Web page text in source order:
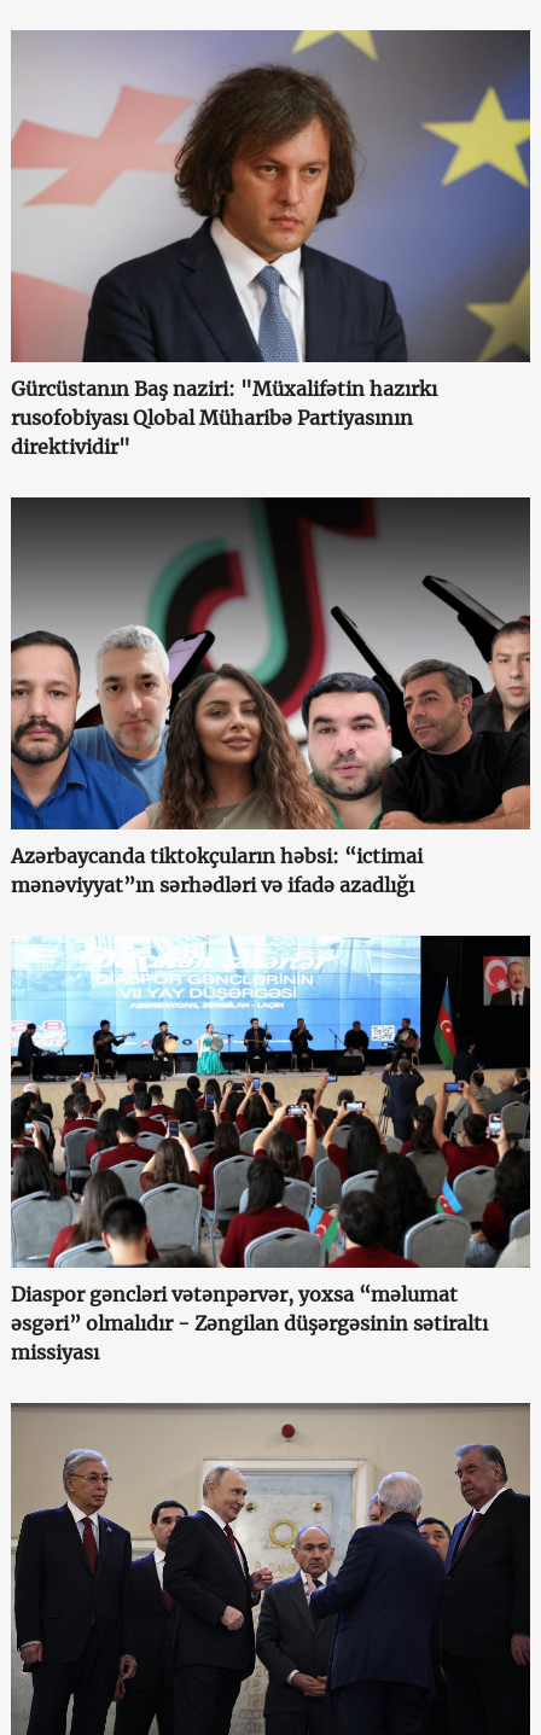
Gürcüstanın Baş naziri: "Müxalifətin hazırkı
rusofobiyası Qlobal Müharibə Partiyasının
direktividir"
Azərbaycanda tiktokçuların həbsi: “ictimai
mənəviyyat”ın sərhədləri və ifadə azadlığı
Diaspor gəncləri vətənpərvər, yoxsa “məlumat
əsgəri” olmalıdır - Zəngilan düşərgəsinin sətiraltı
missiyası